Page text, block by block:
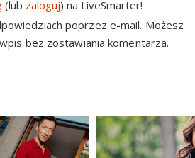
(lub zaloguj) na LiveSmarter!
poprzez e-mail. Możesz
bez zostawiania komentarza.